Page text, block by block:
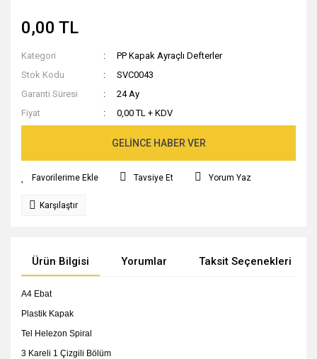
0,00 TL
Kategori
PP Kapak Ayraçlı Defterler
Stok Kodu
SVC0043
Garanti Süresi
24 Ay
Fiyat
0,00 TL + KDV
GELİNCE HABER VER
Tavsiye Et Yorum Yaz
Karşılaştır
Ürün Bilgisi Yorumlar Taksit Seçenekleri
A4 Ebat
Plastik Kapak
Tel Helezon Spiral
3 Kareli 1 Çizgili Bölüm